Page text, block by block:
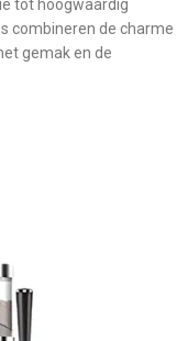
tot hoogwaardig
combineren de charme
gemak en de